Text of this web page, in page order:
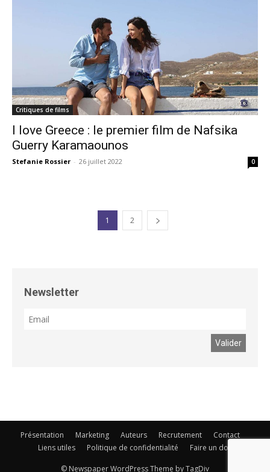
Critiques de films
I love Greece : le premier film de Nafsika
Guerry Karamaounos
Stefanie Rossier - 26 juillet 2022 0
1 2
Newsletter
Présentation Marketing Auteurs Recrutement
Contact
Liens utiles
Politique de confidentialité Faire un don
© Newspaper WordPress Theme by TagDiv